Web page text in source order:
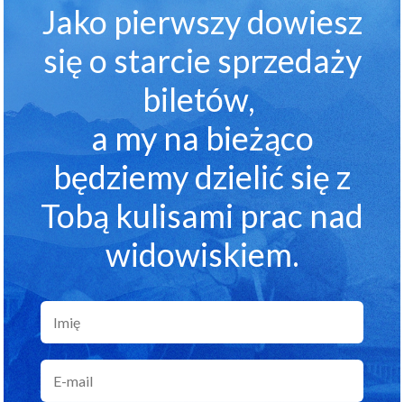
Jako pierwszy dowiesz
się o starcie sprzedaży
biletów,
a my na bieżąco
będziemy dzielić się z
Tobą kulisami prac nad
widowiskiem.